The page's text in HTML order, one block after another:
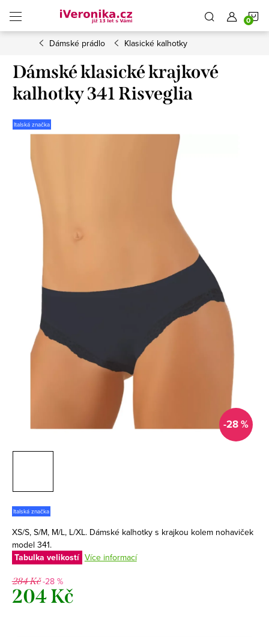
obsah
Dámské prádlo Klasické kalhotky
Dámské klasické krajkové
kalhotky 341 Risveglia
Italská značka
-28 %
Italská značka
XS/S, S/M, M/L, L/XL. Dámské kalhotky s krajkou kolem nohaviček
model 341.
Tabulka velikostí Více informací
284 Kč-28 %
204 Kč